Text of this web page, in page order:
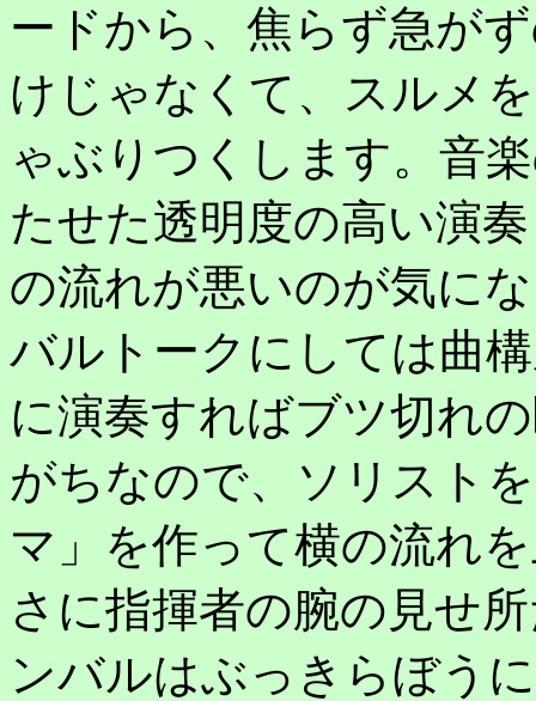
ードから、焦らず急が
けじゃなくて、スルメ
ゃぶりつくします。音
たせた透明度の高い演
の流れが悪いのが気に
バルトークにしては曲
に演奏すればブツ切れ
がちなので、ソリスト
マ」を作って横の流れ
さに指揮者の腕の見せ
ンバルはぶっきらぼう